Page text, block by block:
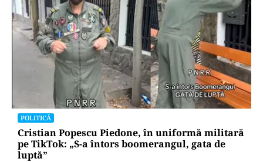
POLITICĂ
Cristian Popescu Piedone, în uniformă militară
pe TikTok: „S-a întors boomerangul, gata de
luptă”